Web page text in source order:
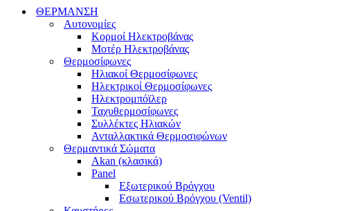
ΘΕΡΜΑΝΣΗ
Αυτονομίες
Κορμοί Ηλεκτροβάνας
Μοτέρ Ηλεκτροβάνας
Θερμοσίφωνες
Ηλιακοί Θερμοσίφωνες
Ηλεκτρικοί Θερμοσίφωνες
Ηλεκτρομπόϊλερ
Ταχυθερμοσίφωνες
Συλλέκτες Ηλιακών
Ανταλλακτικά Θερμοσιφώνων
Θερμαντικά Σώματα
Akan (κλασικά)
Panel
Εξωτερικού Βρόγχου
Εσωτερικού Βρόγχου (Ventil)